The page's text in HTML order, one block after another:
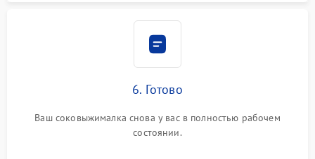
6. Готово
Ваш соковыжималка снова у вас в полностью рабочем
состоянии.